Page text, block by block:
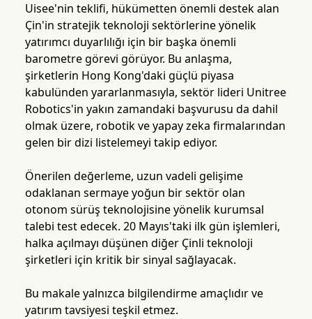
Uisee'nin teklifi, hükümetten önemli destek alan
Çin'in stratejik teknoloji sektörlerine yönelik
yatırımcı duyarlılığı için bir başka önemli
barometre görevi görüyor. Bu anlaşma,
şirketlerin Hong Kong'daki güçlü piyasa
kabulünden yararlanmasıyla, sektör lideri Unitree
Robotics'in yakın zamandaki başvurusu da dahil
olmak üzere, robotik ve yapay zeka firmalarından
gelen bir dizi listelemeyi takip ediyor.
Önerilen değerleme, uzun vadeli gelişime
odaklanan sermaye yoğun bir sektör olan
otonom sürüş teknolojisine yönelik kurumsal
talebi test edecek. 20 Mayıs'taki ilk gün işlemleri,
halka açılmayı düşünen diğer Çinli teknoloji
şirketleri için kritik bir sinyal sağlayacak.
Bu makale yalnızca bilgilendirme amaçlıdır ve
yatırım tavsiyesi teşkil etmez.